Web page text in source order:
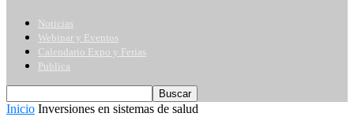
Noticias
Webinar y Eventos
Calendario Expo y Ferias
Publica
Inicio Inversiones en sistemas de salud